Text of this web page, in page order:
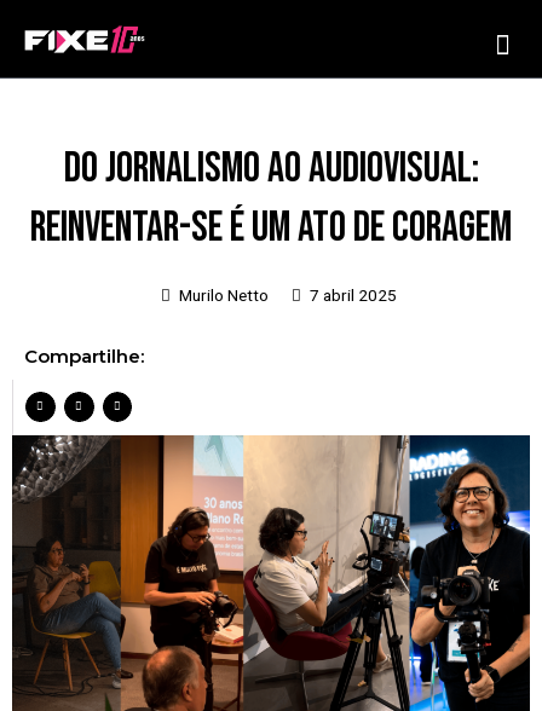
Do jornalismo ao audiovisual:
reinventar-se é um ato de coragem
Murilo Netto 7 abril 2025
Compartilhe: